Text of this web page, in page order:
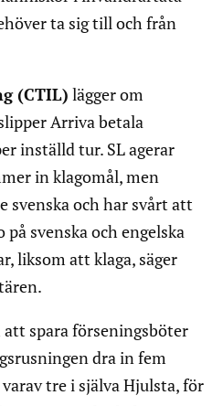
ta sig till och från
(CTIL) lägger om
Arriva betala
inställd tur. SL agerar
in klagomål, men
svenska och har svårt att
svenska och engelska
liksom att klaga, säger
spara förseningsböter
dra in fem
tre i själva Hjulsta, för